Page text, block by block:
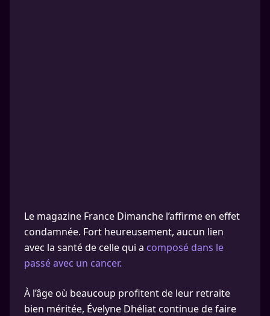
Le magazine France Dimanche l’affirme en effet
condamnée. Fort heureusement, aucun lien
avec la santé de celle qui a composé dans le
passé avec un cancer.
À l’âge où beaucoup profitent de leur retraite
bien méritée, Évelyne Dhéliat continue de faire